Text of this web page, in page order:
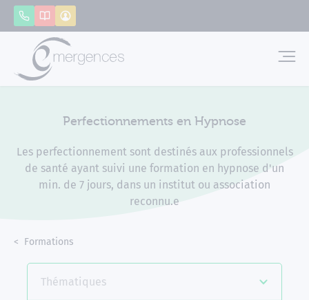
AppelerCatalogue
Perfectionnements en Hypnose
Les perfectionnement sont destinés aux professionnels
de santé ayant suivi une formation en hypnose d'un
min. de 7 jours, dans un institut ou association
reconnu.e
Accueil
Formations
Thématiques
Panneau de gestion des cookies